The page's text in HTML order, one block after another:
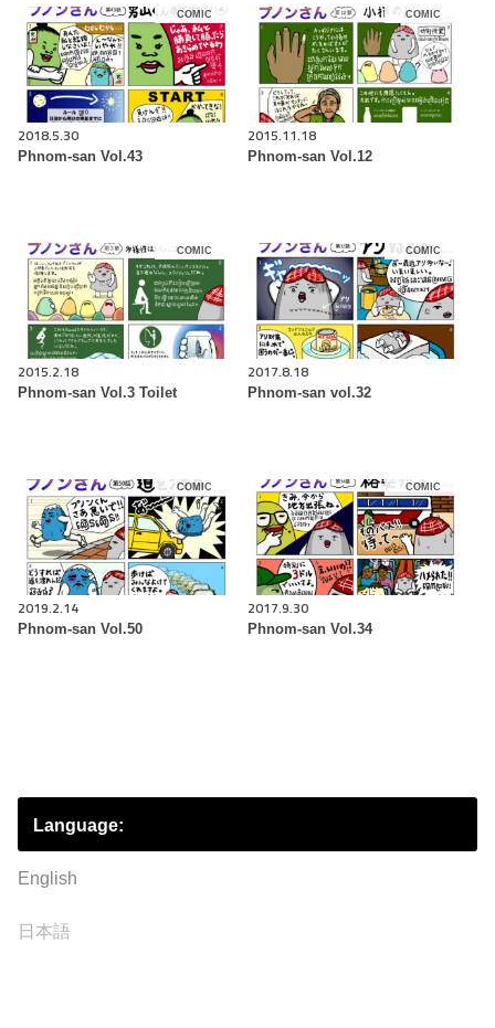
COMIC
2018.5.30
Phnom-san Vol.43
COMIC
2015.11.18
Phnom-san Vol.12
COMIC
2015.2.18
Phnom-san Vol.3 Toilet
COMIC
2017.8.18
Phnom-san vol.32
COMIC
2019.2.14
Phnom-san Vol.50
COMIC
2017.9.30
Phnom-san Vol.34
Language:
English
日本語